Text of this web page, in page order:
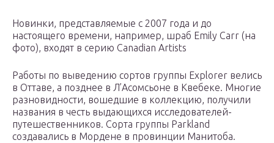
Новинки, представляемые с 2007 года и до
настоящего времени, например, шраб Emily Carr (на
фото), входят в серию Canadian Artists
Работы по выведению сортов группы Explorer велись
в Оттаве, а позднее в Л’Асомсьоне в Квебеке. Многие
разновидности, вошедшие в коллекцию, получили
названия в честь выдающихся исследователей-
путешественников. Сорта группы Parkland
создавались в Мордене в провинции Манитоба.